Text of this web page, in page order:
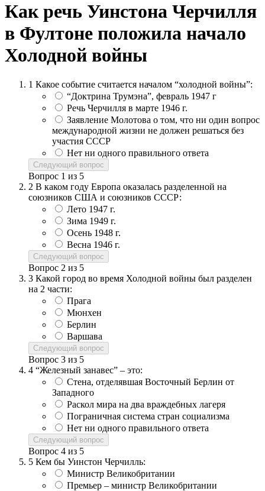
Как речь Уинстона Черчилля
в Фултоне положила начало
Холодной войны
1 Какое событие считается началом “холодной войны”:
“Доктрина Трумэна”, февраль 1947 г
Речь Черчилля в марте 1946 г.
Заявление Молотова о том, что ни один вопрос
международной жизни не должен решаться без
участия СССР
Нет ни одного правильного ответа
Следующий вопрос
Вопрос 1 из 5
2 В каком году Европа оказалась разделенной на
союзников США и союзников СССР:
Лето 1947 г.
Зима 1949 г.
Осень 1948 г.
Весна 1946 г.
Следующий вопрос
Вопрос 2 из 5
3 Какой город во время Холодной войны был разделен
на 2 части:
Прага
Мюнхен
Берлин
Варшава
Следующий вопрос
Вопрос 3 из 5
4 “Железный занавес” – это:
Стена, отделявшая Восточный Берлин от
Западного
Раскол мира на два враждебных лагеря
Пограничная система стран социализма
Нет ни одного правильного ответа
Следующий вопрос
Вопрос 4 из 5
5 Кем бы Уинстон Черчилль:
Министр Великобритании
Премьер – министр Великобритании